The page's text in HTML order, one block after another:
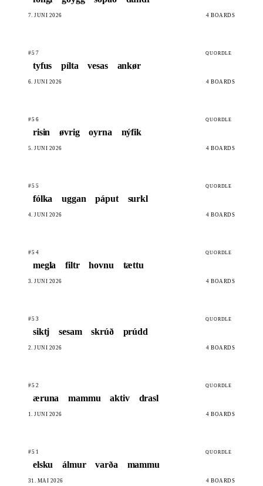
7. JUNI 2026 4 BOARDS
#57 QUORDLE
tyfus pílta vesas ankør
6. JUNI 2026 4 BOARDS
#56 QUORDLE
risin øvrig oyrna nýfik
5. JUNI 2026 4 BOARDS
#55 QUORDLE
fólka uggan páput surkl
4. JUNI 2026 4 BOARDS
#54 QUORDLE
megla filtr hovnu tættu
3. JUNI 2026 4 BOARDS
#53 QUORDLE
siktj sesam skrúð prúdd
2. JUNI 2026 4 BOARDS
#52 QUORDLE
æruna mammu aktiv drasl
1. JUNI 2026 4 BOARDS
#51 QUORDLE
elsku álmur varða mammu
31. MAI 2026 4 BOARDS